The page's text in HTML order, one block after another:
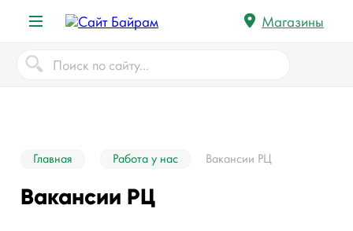
Магазины
Главная Работа у нас Вакансии РЦ
Вакансии РЦ